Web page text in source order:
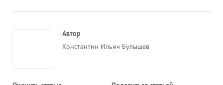
Автор
Константин Ильич Булышев